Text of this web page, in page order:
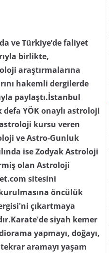
ve Türkiye’de faliyet
birlikte,
araştırmalarına
hakemli dergilerde
paylaştı.İstanbul
YÖK onaylı astroloji
astroloji kursu veren
ve Astro-Gunluk
ise Zodyak Astroloji
olan Astroloji
sitesini
öncülük
çıkartmaya
siyah kemer
yapmayı, doğayı,
aramayı yaşam